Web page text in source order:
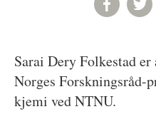
Sarai Dery Folkestad
Norges Forskningsråd-
kjemi ved NTNU.